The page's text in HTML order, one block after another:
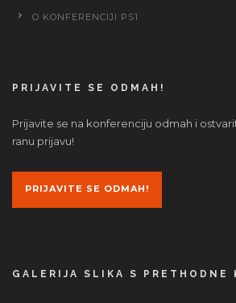
O KONFERENCIJI PS1
PRIJAVITE SE ODMAH!
Prijavite se na konferenciju odmah i
ranu prijavu!
PRIJAVITE SE ODMAH!
GALERIJA SLIKA S PRETHODNE